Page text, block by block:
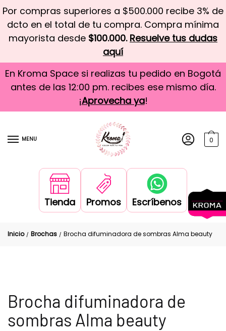
Por compras superiores a $500.000 recibe 3% de
dcto en el total de tu compra. Compra mínima
mayorista desde $100.000. Resuelve tus dudas
aquí
En Kroma Space si realizas tu pedido en Bogotá
antes de las 12:00 pm. recibes ese mismo día.
¡Aprovecha ya!
MENU 0
Tienda Promos Escríbenos
Inicio / Brochas / Brocha difuminadora de sombras Alma beauty
Brocha difuminadora de
sombras Alma beauty